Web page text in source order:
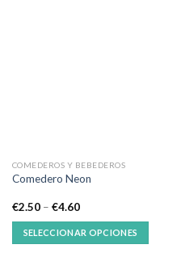
COMEDEROS Y BEBEDEROS
Comedero Neon
€2.50– €4.60
SELECCIONAR OPCIONES